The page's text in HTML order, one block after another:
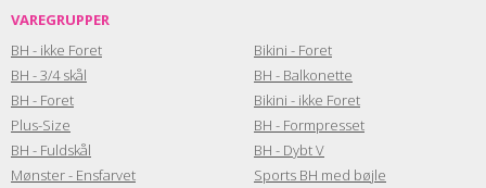
VAREGRUPPER
BH - ikke Foret
BH - 3/4 skål
BH - Foret
Plus-Size
BH - Fuldskål
Mønster - Ensfarvet
Bikini - Foret
BH - Balkonette
Bikini - ikke Foret
BH - Formpresset
BH - Dybt V
Sports BH med bøjle